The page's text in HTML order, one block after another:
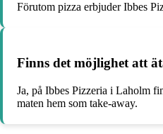
Förutom pizza erbjuder Ibbes
Finns det möjlighet att
Ja, på Ibbes Pizzeria i Laholm
maten hem som take-away.